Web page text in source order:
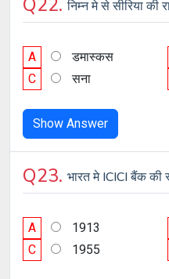
निम्न मे से सीरिया की
A डमास्कस
C
सना
Show Answer
Q23. भारत मे ICICI बैंक की
A 1913
C
1955